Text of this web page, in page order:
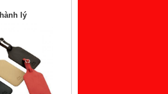
Hệ
Mua ngay